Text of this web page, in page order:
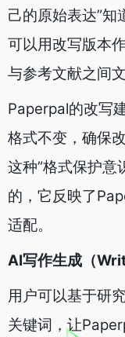
己的原始表达”知
可以用改写版本
与参考文献之间
Paperpal的改写
格式不变，确保
这种”格式保护意
的，它反映了
适配。
AI写作生成（
用户可以基于研
关键词，让